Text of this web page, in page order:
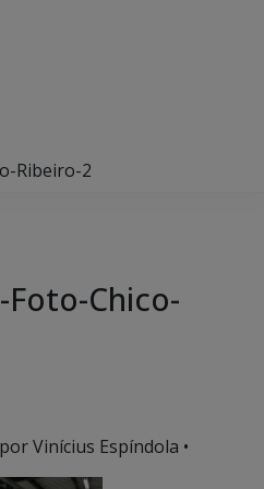
Ribeiro-2
Foto-Chico-
por Vinícius Espíndola •